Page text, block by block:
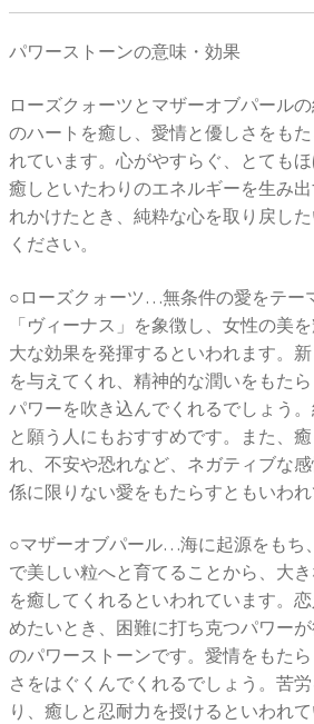
パワーストーンの意味・効果
ローズクォーツとマザーオブパール
のハートを癒し、愛情と優しさをも
れています。心がやすらぐ、とてもほ
癒しといたわりのエネルギーを生み
れかけたとき、純粋な心を取り戻し
ください。
○ローズクォーツ…無条件の愛をテー
「ヴィーナス」を象徴し、女性の美
大な効果を発揮するといわれます。
を与えてくれ、精神的な潤いをもた
パワーを吹き込んでくれるでしょう
と願う人にもおすすめです。また、
れ、不安や恐れなど、ネガティブな
係に限りない愛をもたらすともいわれ
○マザーオブパール…海に起源をもち
で美しい粒へと育てることから、大
を癒してくれるといわれています。
めたいとき、困難に打ち克つパワー
のパワーストーンです。愛情をもた
さをはぐくんでくれるでしょう。苦
り、癒しと忍耐力を授けるといわれ